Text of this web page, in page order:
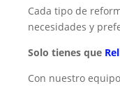
Cada tipo de
necesidades y
Solo tienes que
Con nuestro